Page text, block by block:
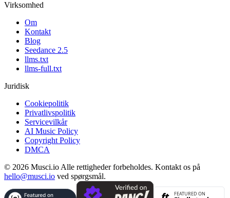
Virksomhed
Om
Kontakt
Blog
Seedance 2.5
llms.txt
llms-full.txt
Juridisk
Cookiepolitik
Privatlivspolitik
Servicevilkår
AI Music Policy
Copyright Policy
DMCA
© 2026 Musci.io Alle rettigheder forbeholdes. Kontakt os på
hello@musci.io ved spørgsmål.